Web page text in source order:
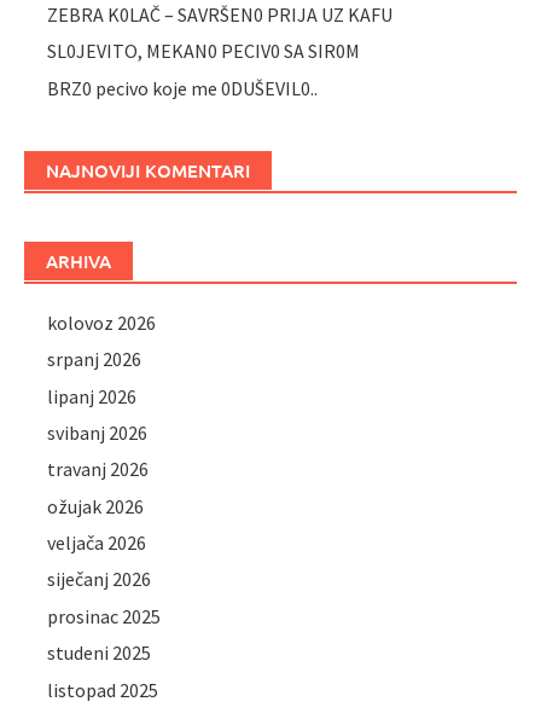
ZEBRA K0LAČ – SAVRŠEN0 PRIJA UZ KAFU
SL0JEVITO, MEKAN0 PECIV0 SA SIR0M
BRZ0 pecivo koje me 0DUŠEVIL0..
NAJNOVIJI KOMENTARI
ARHIVA
kolovoz 2026
srpanj 2026
lipanj 2026
svibanj 2026
travanj 2026
ožujak 2026
veljača 2026
siječanj 2026
prosinac 2025
studeni 2025
listopad 2025